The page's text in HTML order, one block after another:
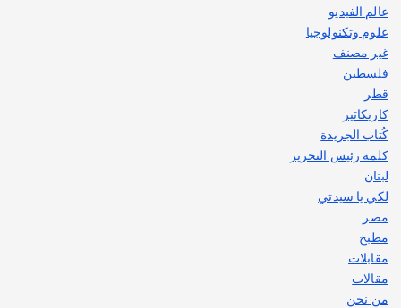
عالم الفيديو
علوم وتكنولوجيا
غير مصنف
فلسطين
قطر
كاريكاتير
كُتاب الجريدة
كلمة رئيس التحرير
لبنان
لكي يا سيدتي
مصر
مطبخ
مقابلات
مقالات
من نحن